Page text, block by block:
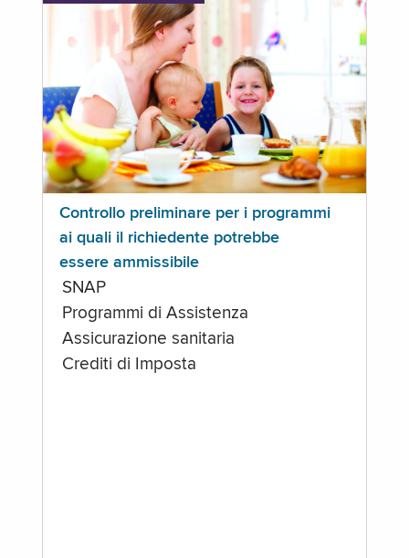
Controllo preliminare per i programmi
ai quali il richiedente potrebbe
essere ammissibile
SNAP
Programmi di Assistenza
Assicurazione sanitaria
Crediti di Imposta